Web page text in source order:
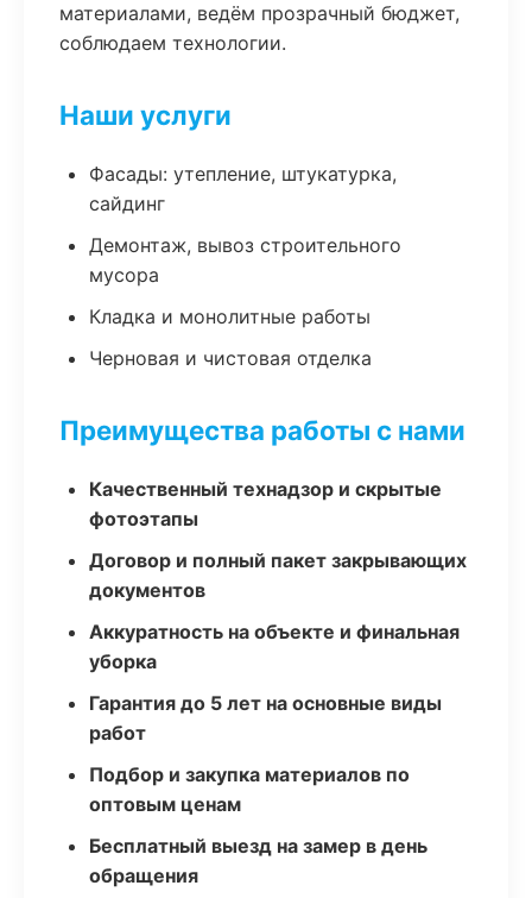
материалами, ведём прозрачный бюджет,
соблюдаем технологии.
Наши услуги
Фасады: утепление, штукатурка,
сайдинг
Демонтаж, вывоз строительного
мусора
Кладка и монолитные работы
Черновая и чистовая отделка
Преимущества работы с нами
Качественный технадзор и скрытые
фотоэтапы
Договор и полный пакет закрывающих
документов
Аккуратность на объекте и финальная
уборка
Гарантия до 5 лет на основные виды
работ
Подбор и закупка материалов по
оптовым ценам
Бесплатный выезд на замер в день
обращения